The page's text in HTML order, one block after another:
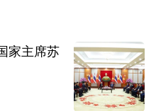
家主席苏